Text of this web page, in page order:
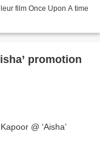
film Once Upon A time
promotion